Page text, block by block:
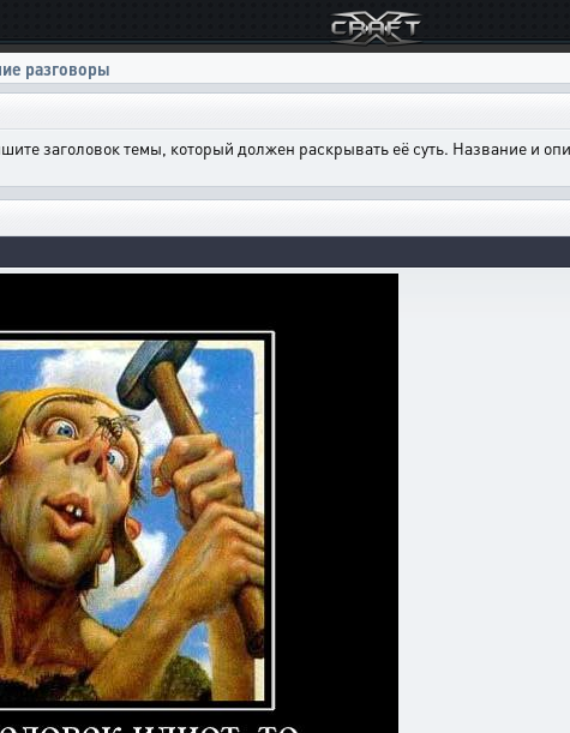
разговоры
заголовок темы, который должен раскрывать её суть. Название и